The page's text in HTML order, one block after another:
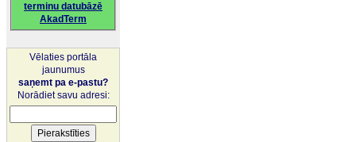
terminu datubāzē
AkadTerm
Vēlaties portāla
jaunumus
saņemt pa e-pastu?
Norādiet savu adresi: